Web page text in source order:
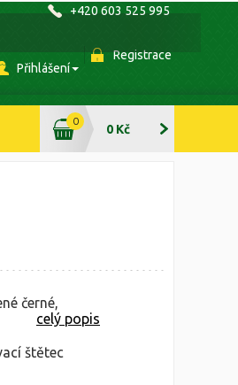
+420 603 525 995
Přihlášení
Registrace
0
0 Kč
černé,
celý popis
štětec